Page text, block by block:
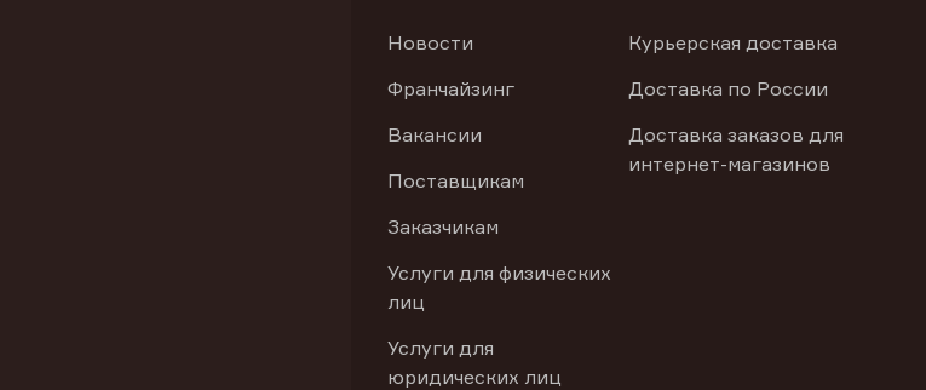
Новости
Франчайзинг
Вакансии
Поставщикам
Заказчикам
Услуги для физических
лиц
Услуги для
юридических лиц
Курьерская доставка
Доставка по России
Доставка заказов для
интернет-магазинов